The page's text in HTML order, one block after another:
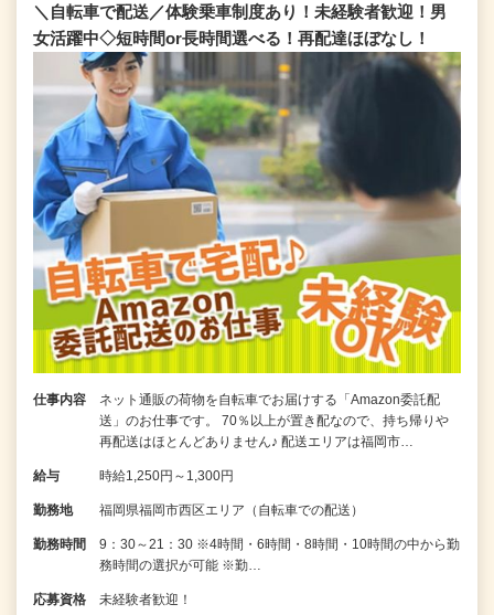
＼自転車で配送／体験乗車制度あり！未経験者歓迎！男
女活躍中◇短時間or長時間選べる！再配達ほぼなし！
仕事内容
ネット通販の荷物を自転車でお届けする「Amazon委託配
送」のお仕事です。 70％以上が置き配なので、持ち帰りや
再配送はほとんどありません♪ 配送エリアは福岡市…
給与 時給1,250円～1,300円
勤務地 福岡県福岡市西区エリア（自転車での配送）
勤務時間
9：30～21：30 ※4時間・6時間・8時間・10時間の中から勤
務時間の選択が可能 ※勤…
応募資格 未経験者歓迎！